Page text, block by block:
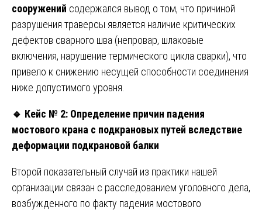
сооружений содержался вывод о том, что причиной
разрушения траверсы является наличие критических
дефектов сварного шва (непровар, шлаковые
включения, нарушение термического цикла сварки), что
привело к снижению несущей способности соединения
ниже допустимого уровня.
🔹 Кейс № 2: Определение причин падения
мостового крана с подкрановых путей вследствие
деформации подкрановой балки
Второй показательный случай из практики нашей
организации связан с расследованием уголовного дела,
возбужденного по факту падения мостового